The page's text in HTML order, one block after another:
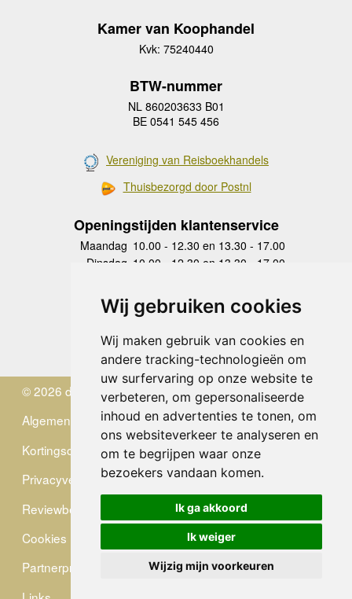
Wij gebruiken cookies
Wij maken gebruik van cookies en
andere tracking-technologieën om
uw surfervaring op onze website te
verbeteren, om gepersonaliseerde
inhoud en advertenties te tonen, om
ons websiteverkeer te analyseren en
om te begrijpen waar onze
bezoekers vandaan komen.
Ik ga akkoord
Ik weiger
Wijzig mijn voorkeuren
Kamer van Koophandel
Kvk: 75240440
BTW-nummer
NL 860203633 B01
BE 0541 545 456
Vereniging van Reisboekhandels
Thuisbezorgd door Postnl
Openingstijden klantenservice
Maandag 10.00 - 12.30 en 13.30 - 17.00
Dinsdag 10.00 - 12.30 en 13.30 - 17.00
Donderdag
10.00 - 12.30 en 13.30 - 17.00
Vrijdag 10.00 - 12.30 en 13.30 - 17.00
Zaterdag
gesloten
Zondag gesloten
© 2026 de Zwerver
Algemene Voorwaarden
Kortingscode
Privacyverklaring
Reviewbeleid
Cookies
Partnerprogramma